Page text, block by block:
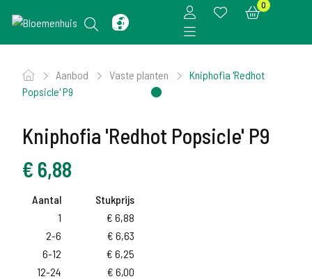
0
Aanbod Vaste planten
Kniphofia 'Redhot
Popsicle' P9
Kniphofia 'Redhot Popsicle' P9
€ 6,88
Aantal
Stukprijs
1
€ 6,88
2-6
€ 6,63
6-12
€ 6,25
12-24
€ 6,00